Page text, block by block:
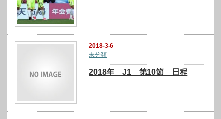
2018-3-6
未分類
2018年 J1 第10節 日程